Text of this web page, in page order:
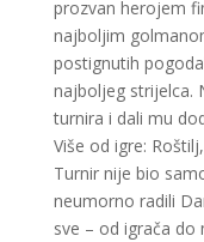
prozvan herojem
najboljim
postignutih
najboljeg strijelca.
turnira i dali mu
Više od igre:
Turnir nije bio
neumorno radili
sve – od igrača